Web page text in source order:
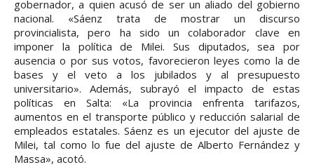
gobernador, a quien acusó de ser un aliado del gobierno
nacional. «Sáenz trata de mostrar un discurso
provincialista, pero ha sido un colaborador clave en
imponer la política de Milei. Sus diputados, sea por
ausencia o por sus votos, favorecieron leyes como la de
bases y el veto a los jubilados y al presupuesto
universitario». Además, subrayó el impacto de estas
políticas en Salta: «La provincia enfrenta tarifazos,
aumentos en el transporte público y reducción salarial de
empleados estatales. Sáenz es un ejecutor del ajuste de
Milei, tal como lo fue del ajuste de Alberto Fernández y
Massa», acotó.